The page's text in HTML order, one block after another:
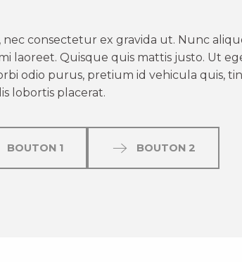
consectetur ex gravida ut. Nunc
laoreet. Quisque quis mattis justo. Ut
odio purus, pretium id vehicula quis,
lobortis placerat.
BOUTON 1 BOUTON 2